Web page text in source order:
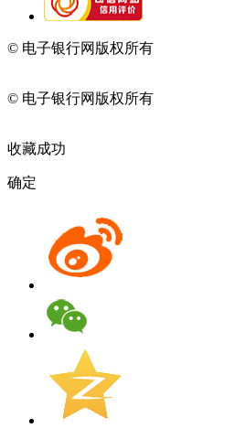
© 电子银行网版权所有
© 电子银行网版权所有
收藏成功
确定